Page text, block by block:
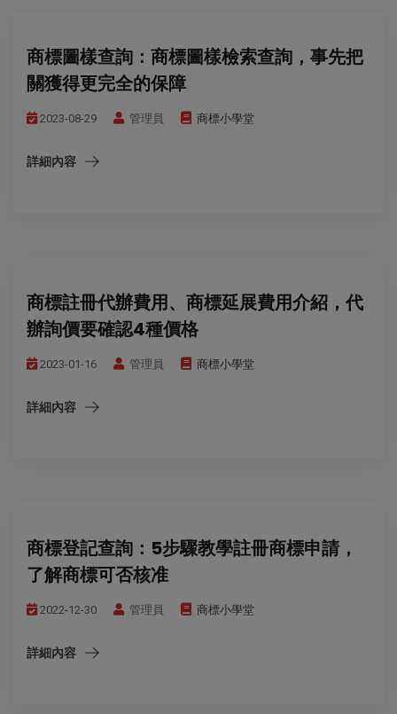
商標圖樣查詢：商標圖樣檢索查詢，事先把
關獲得更完全的保障
2023-08-29 管理員 商標小學堂
詳細內容
商標註冊代辦費用、商標延展費用介紹，代
辦詢價要確認4種價格
2023-01-16 管理員 商標小學堂
詳細內容
商標登記查詢：5步驟教學註冊商標申請，
了解商標可否核准
2022-12-30 管理員 商標小學堂
詳細內容